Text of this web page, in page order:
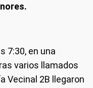
7:30, en una
varios llamados
Vecinal 2B llegaron